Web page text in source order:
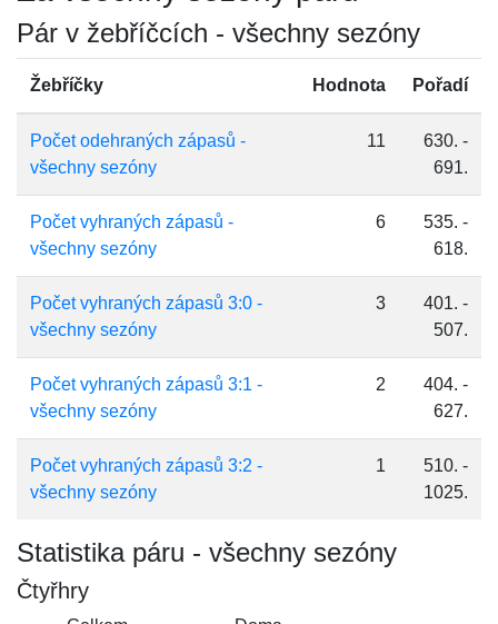
Pár v žebříčcích - všechny sezóny
Žebříčky Hodnota Pořadí
Počet odehraných zápasů -
všechny sezóny
11
630. -
691.
Počet vyhraných zápasů -
všechny sezóny
6
535. -
618.
Počet vyhraných zápasů 3:0 -
všechny sezóny
3
401. -
507.
Počet vyhraných zápasů 3:1 -
všechny sezóny
2
404. -
627.
Počet vyhraných zápasů 3:2 -
všechny sezóny
1
510. -
1025.
Statistika páru - všechny sezóny
Čtyřhry